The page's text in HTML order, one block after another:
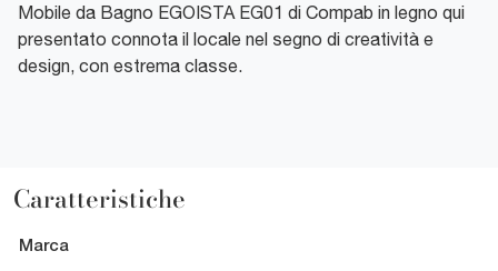
Mobile da Bagno EGOISTA EG01 di Compab in legno qui
presentato connota il locale nel segno di creatività e
design, con estrema classe.
Caratteristiche
Marca